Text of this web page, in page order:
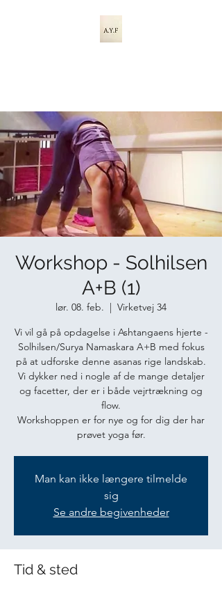
Workshop - Solhilsen
A+B (1)
lør. 08. feb.
  |
Virketvej 34
Vi vil gå på opdagelse i Ashtangaens hjerte -
Solhilsen/Surya Namaskara A+B med fokus
på at udforske denne asanas rige landskab.
Vi dykker ned i nogle af de mange detaljer
og facetter, der er i både vejrtrækning og
flow.
Workshoppen er for nye og for dig der har
prøvet yoga før.
Man kan ikke længere tilmelde
sig
Se andre begivenheder
Tid & sted